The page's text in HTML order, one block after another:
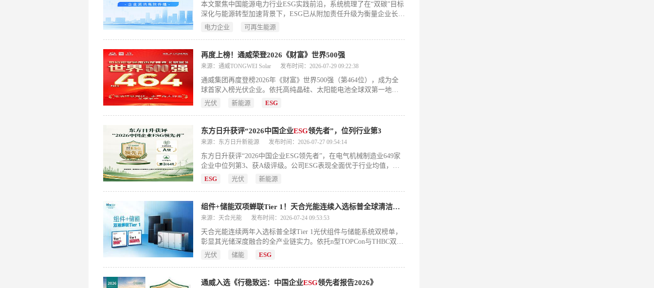
本文聚焦中国能源电力行业ESG实践前沿，系统梳理了在“双碳”目标
深化与能源转型加速背景下，ESG已从附加责任升级为衡量企业长期
价值、抗风险能力及国际竞争力的核心标尺。文章基于2026年最新
可持续四大维度评估企业ESG表现。重点分析阳光电源、长江电力、
南网储能、新奥能源、金盘科技五家标杆企业：分别在全链条减
造端零碳工厂等领域形成差异化领先优势。最后，结合不同应用场
景（如新能源EPC、水电开发、园区能源服务等）提供针对性合作建
议，并回应ESG评级实效性、数据真实性、中小企业适配性及范围三
电力企业 可再生能源
再度上榜！通威荣登2026《财富》世界500强
来源：通威TONGWEI Solar 发布时间：2026-07-29 09:22:38
通威集团再度登榜2026年《财富》世界500强（第464位），成为全
球首家入榜光伏企业。依托高纯晶硅、太阳能电池全球双第一地
位，及TOPCon、HJT、钙钛矿叠层等前沿技术突破，通威以“灯塔工
光伏 新能源 ESG
东方日升获评“2026中国企业ESG领先者”，位列行业第3
来源：东方日升新能源 发布时间：2026-07-27 09:54:14
东方日升获评“2026中国企业ESG领先者”，在电气机械制造业649家
企业中位列第3、获A级评级。公司ESG表现全面优于行业均值，体
系化融入生产运营与供应链。本年度159家上市公司入选，覆盖A+H
ESG 光伏 新能源
组件+储能双项蝉联Tier 1！天合光能连续入选标普全球清洁能源技术榜单
来源：天合光能 发布时间：2026-07-24 09:53:53
天合光能连续两年入选标普全球Tier 1光伏组件与储能系统双榜单，
彰显其光储深度融合的全产业链实力。依托n型TOPCon与THBC双技
术驱动、210组件全球出货第一、储能累计出货超20GWh及AIDC全
光伏 储能 ESG
通威入选《行稳致远：中国企业ESG领先者报告2026》